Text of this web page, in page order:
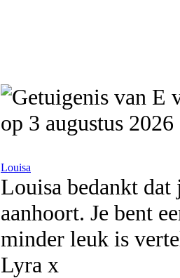
op 3 augustus 2026
Louisa
Louisa bedankt dat
aanhoort. Je bent
minder leuk is
Lyra x